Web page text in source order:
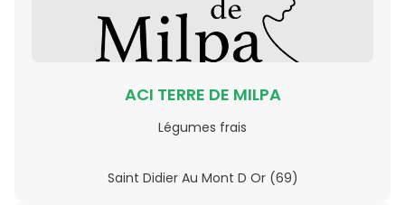
ACI TERRE DE MILPA
Légumes frais
Saint Didier Au Mont D Or (69)